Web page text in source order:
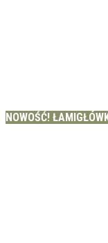
NOWOŚĆ!